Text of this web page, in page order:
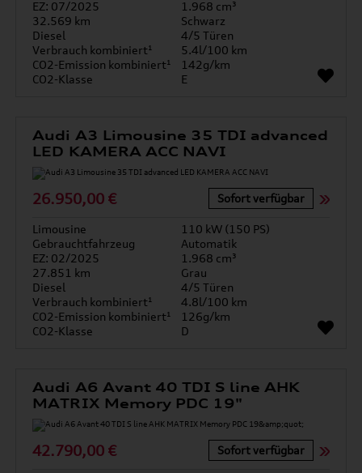
EZ: 07/2025
1.968 cm³
32.569 km
Schwarz
Diesel
4/5 Türen
Verbrauch kombiniert¹
5.4l/100 km
CO2-Emission kombiniert¹
142g/km
CO2-Klasse
E
Audi A3 Limousine 35 TDI advanced
LED KAMERA ACC NAVI
26.950,00 € Sofort verfügbar
Limousine
110 kW (150 PS)
Gebrauchtfahrzeug
Automatik
EZ: 02/2025
1.968 cm³
27.851 km
Grau
Diesel
4/5 Türen
Verbrauch kombiniert¹
4.8l/100 km
CO2-Emission kombiniert¹
126g/km
CO2-Klasse
D
Audi A6 Avant 40 TDI S line AHK
MATRIX Memory PDC 19"
42.790,00 € Sofort verfügbar